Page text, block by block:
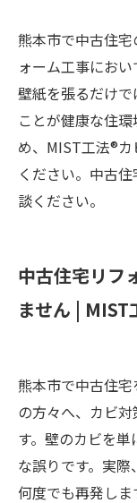
熊本市で中古住
ォーム工事におい
壁紙を張るだけ
ことが健康な住
め、MIST工法®
ください。中古
談ください。
中古住宅リフ
ません |
熊本市で中古住
の方々へ、カビ
す。壁のカビを
な誤りです。実
何度でも再発し